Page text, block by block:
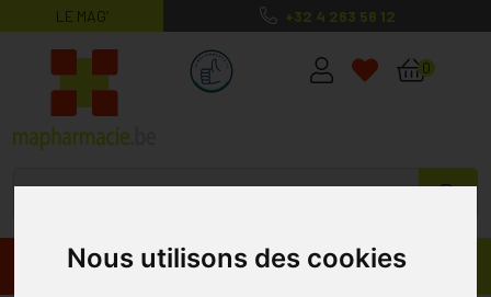
Nous utilisons des cookies
LE MAG’ +32 4 263 56 12
MaPharmacie.be ma santé, mes
0
Promos Produits